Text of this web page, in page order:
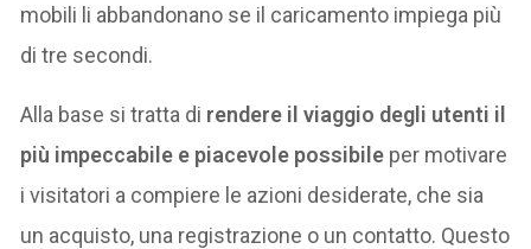
mobili li abbandonano se il caricamento impiega più
di tre secondi.
Alla base si tratta di rendere il viaggio degli utenti il
più impeccabile e piacevole possibile per motivare
i visitatori a compiere le azioni desiderate, che sia
un acquisto, una registrazione o un contatto. Questo